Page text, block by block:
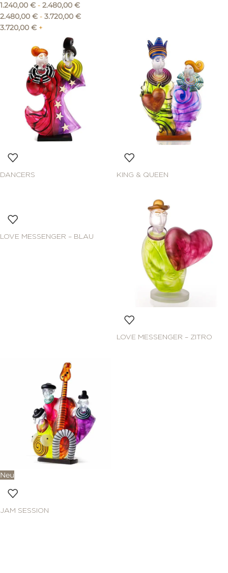
1.240,00 € - 2.480,00 €
2.480,00 € - 3.720,00 €
3.720,00 € +
DANCERS KING & QUEEN
LOVE MESSENGER – BLAU
LOVE MESSENGER – ZITRO
Neu
JAM SESSION